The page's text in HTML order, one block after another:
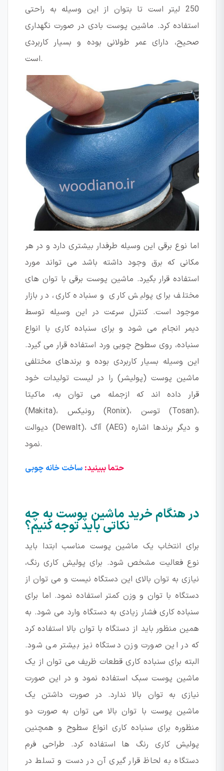
250 لیتر است تا بتوان از این وسیله به راحتی
استفاده کرد. ماشین پوست بادی در صورت نگهداری
صحیح، دارای عمر طولانی بوده و بسیار کاربردی
است.
اما نوع برقی این وسیله طرفدار بیشتری دارد و در هر
مکانی که برق وجود داشته باشد می تواند مورد
استفاده قرار بگیرد. ماشین پوست برقی با توان های
مختلف برای پولیش کاری و سنباده کاری، در بازار
موجود است. کنترل سرعت در این وسیله توسط
دیمر انجام می شود و برای سنباده کاری با انواع
سنباده، روی سطوح چوبی ورد استفاده قرار می گیرد.
این وسیله بسیار کاربردی بوده و برندهای مختلفی
ماشین پوست (پولیشر) را در لیست تولیدات خود
قرار داده اند که ازجمله می توان به، ماکیتا
(Makita)، رونیکس (Ronix)، توسن (Tosan)،
دیوالت (Dewalt)، آاگ (AEG) و دیگر برندها اشاره
نمود.
حتما ببینید: ساخت خانه چوبی
در هنگام خرید ماشین پوست به چه
نکاتی باید توجه کنیم؟
برای انتخاب یک ماشین پوست مناسب ابتدا باید
نوع فعالیت مشخص شود. برای پولیش کاری رنگ،
نیازی به توان بالای این دستگاه نیست و می توان از
دستگاه با توان و وزن کمتر استفاده نمود. اما برای
سنباده کاری فشار زیادی به دستگاه وارد می شود. به
همین منظور باید از دستگاه با توان بالا استفاده کرد
که در این صورت وزن دستگاه نیز بیشتر می شود.
البته برای سنباده کاری قطعات ظریف می توان از یک
ماشین پوست سبک استفاده نمود و در این صورت
نیازی به توان بالا ندارد. در صورت داشتن یک
ماشین پوست با توان بالا می توان به صورت دو
منظوره برای سنباده کاری انواع سطوح و همچنین
پولیش کاری رنگ ها استفاده کرد. طراحی فرم
دستگاه به لحاظ قرار گیری آن در دست و تسلط در